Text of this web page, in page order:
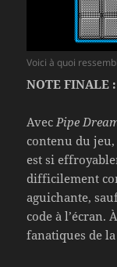
Voici à quoi
NOTE FINALE :
AvecPipe
contenu du
est si
difficilement
aguichante,
code à l’écran.
fanatiques de